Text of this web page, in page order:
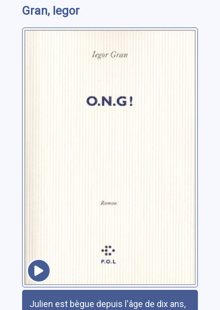
Gran, Iegor
Julien est bègue depuis l'âge de dix ans,